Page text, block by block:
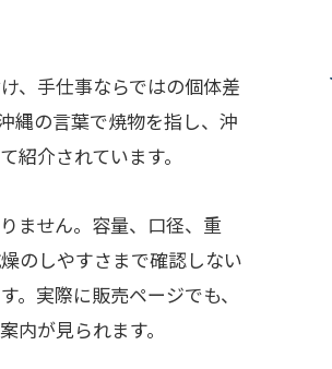
、手仕事ならではの個体差
縄の言葉で焼物を指し、沖
介されています。
ません。容量、口径、重
のしやすさまで確認しない
実際に販売ページでも、
が見られます。